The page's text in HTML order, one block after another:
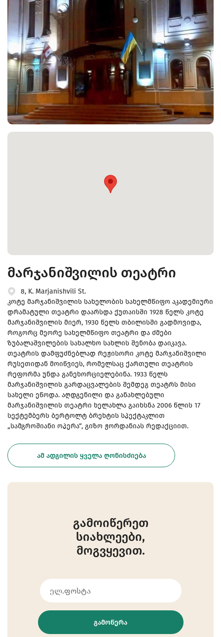
მარჯანიშვილის თეატრი
8, K. Marjanishvili St.
კოტე მარჯანიშვილის სახელობის სახელმწიფო აკადემიური
დრამატული თეატრი დაარსდა ქუთაისში 1928 წელს კოტე
მარჯანიშვილის მიერ, 1930 წელს თბილისში გადმოვიდა,
როგორც მეორე სახელმწიფო თეატრი და ძმები
ზუბალაშვილების სახალხო სახლის შენობა დაიკავა.
თეატრის დამფუძნებლად რეჟისორი კოტე მარჯანიშვილი
რუსეთიდან მოიწვიეს, რომელსაც ქართული თეატრის
რეფორმა უნდა განეხორციელებინა. 1933 წელს
მარჯანიშვილის გარდაცვალების შემდეგ თეატრს მისი
სახელი ეწოდა. აღდგენილი და განახლებული
მარჯანიშვილის თეატრი ხელახლა გაიხსნა 2006 წლის 17
სექტემბერს ბერტოლტ ბრეხტის სპექტაკლით
„სამგროშიანი ოპერა“, გიზო ჟორდანიას რედაქციით.
ᲐᲛ ᲐᲓᲒᲘᲚᲘᲡ ᲧᲕᲔᲚᲐ ᲦᲝᲜᲘᲡᲫᲘᲔᲑᲐ
გამოიწერეთ
სიახლეები,
მოგვყევით.
ᲒᲐᲛᲝᲬᲔᲠᲐ